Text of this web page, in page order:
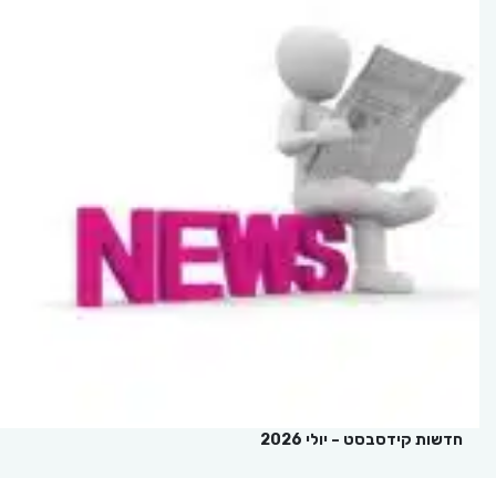
חדשות קידסבסט – יולי 2026